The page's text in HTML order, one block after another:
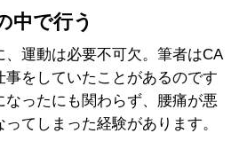
中で行う
、運動は必要不可欠。筆者はCA
をしていたことがあるのです
なったにも関わらず、腰痛が悪
てしまった経験があります。